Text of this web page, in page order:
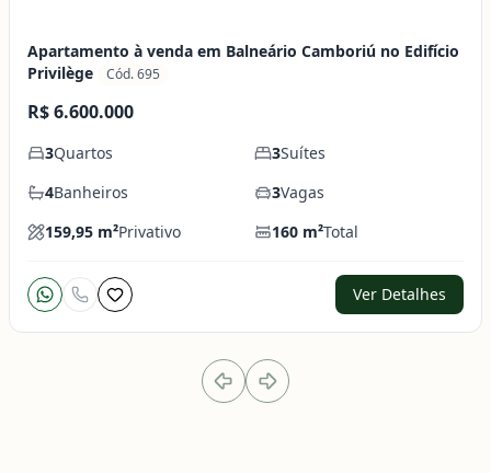
Apartamento à venda em Balneário Camboriú no Edifício
Privilège
Cód. 695
R$ 6.600.000
3Quartos 3Suítes
4Banheiros 3Vagas
159,95 m²Privativo 160 m²Total
Ver Detalhes